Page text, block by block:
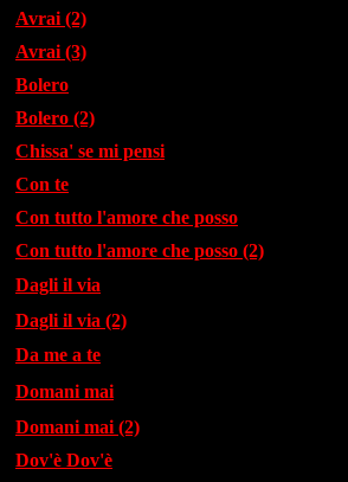
Avrai (2)
Avrai (3)
Bolero
Bolero (2)
Chissa' se mi pensi
Con te
Con tutto l'amore che posso
Con tutto l'amore che posso (2)
Dagli il via
Dagli il via (2)
Da me a te
Domani mai
Domani mai (2)
Dov'è Dov'è